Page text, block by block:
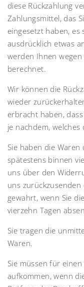
diese Rückzahlung
Zahlungsmittel, das
eingesetzt haben,
ausdrücklich etwas
werden Ihnen
berechnet.
Wir können die
wieder
erbracht haben,
je nachdem,
Sie haben die
spätestens binnen
uns über den
uns
gewahrt, wenn Sie
vierzehn Tagen
Sie tragen die
Waren.
Sie müssen für
aufkommen, wenn